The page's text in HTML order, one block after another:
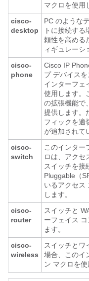
マクロを使用
cisco-
desktop
PC のような
トに接続す
頼性を高める
ィギュレーシ
cisco-
phone
Cisco IP
プ デバイス
インターフェ
使用します。
の拡張機能で
提供します。
フィックを適
が追加されて
cisco-
switch
このインター
ロは、アクセ
スイッチを接
Pluggable（
いるアクセス
します。
cisco-
router
スイッチと
ーフェイス
ます。
cisco-
wireless
スイッチとワ
場合、このイ
ン マクロを使